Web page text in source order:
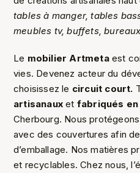
tables à manger, tables
meubles tv, buffets,
Le mobilier Artmetaest
vies. Devenez acteur du
choisissez le circuit court.
artisanaux et fabriqués
Cherbourg. Nous
avec des couvertures afin
d’emballage. Nos matières
et recyclables. Chez nous,